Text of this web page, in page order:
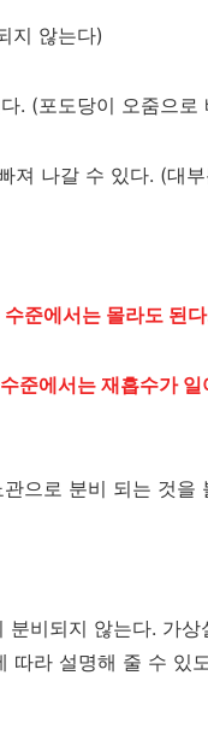
지 않는다)
. (포도당이 오줌으로
져 나갈 수 있다. (대
준에서는 몰라도 된
준에서는 재흡수가
으로 분비 되는 것을
비되지 않는다. 가상
따라 설명해 줄 수 있